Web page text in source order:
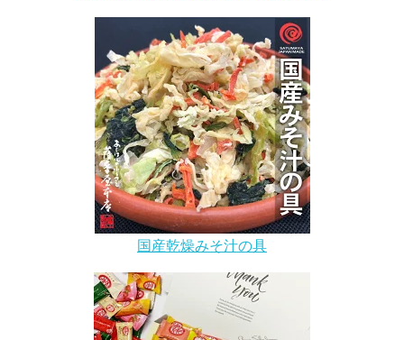
国産乾燥みそ汁の具